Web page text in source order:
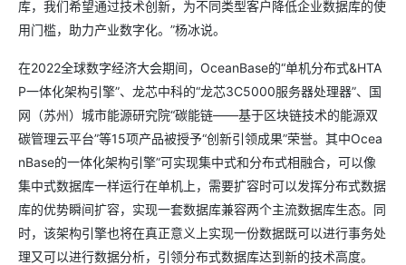
库，我们希望通过技术创新，为不同类型客户降低企业数据库的使
用门槛，助力产业数字化。”杨冰说。
在2022全球数字经济大会期间，OceanBase的“单机分布式&HTA
P一体化架构引擎”、龙芯中科的“龙芯3C5000服务器处理器”、国
网（苏州）城市能源研究院“碳能链——基于区块链技术的能源双
碳管理云平台”等15项产品被授予“创新引领成果”荣誉。其中Ocea
nBase的一体化架构引擎”可实现集中式和分布式相融合，可以像
集中式数据库一样运行在单机上，需要扩容时可以发挥分布式数据
库的优势瞬间扩容，实现一套数据库兼容两个主流数据库生态。同
时，该架构引擎也将在真正意义上实现一份数据既可以进行事务处
理又可以进行数据分析，引领分布式数据库达到新的技术高度。